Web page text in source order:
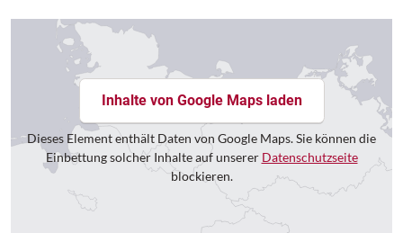
Inhalte von Google Maps laden
Dieses Element enthält Daten von Google Maps. Sie können die
Einbettung solcher Inhalte auf unserer Datenschutzseite
blockieren.